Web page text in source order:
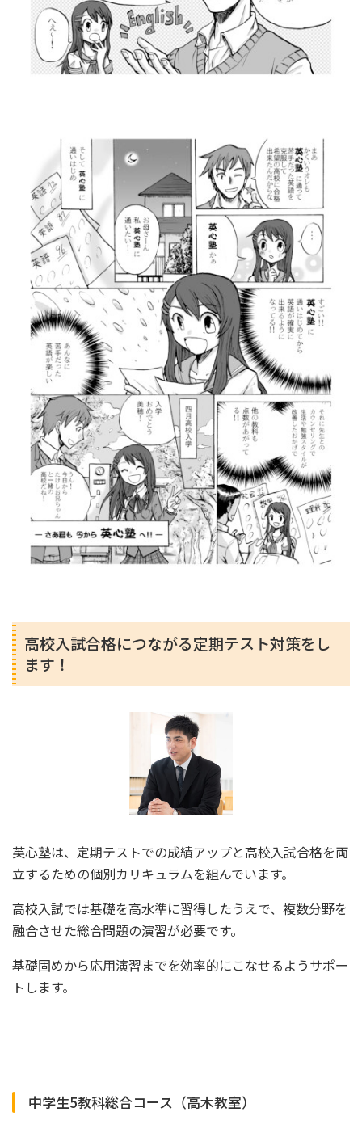
高校入試合格につながる定期テスト対策をし
ます！
英心塾は、定期テストでの成績アップと高校入試合格を両
立するための個別カリキュラムを組んでいます。
高校入試では基礎を高水準に習得したうえで、複数分野を
融合させた総合問題の演習が必要です。
基礎固めから応用演習までを効率的にこなせるようサポー
トします。
中学生5教科総合コース（高木教室）